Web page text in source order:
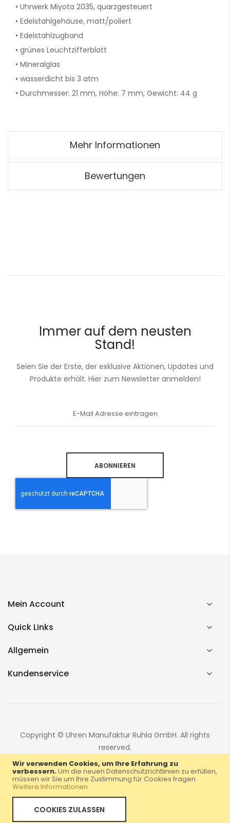
Wir verwenden Cookies, um Ihre Erfahrung zu
verbessern.Um die neuen Datenschutzrichtlinien zu erfüllen,
müssen wir Sie um Ihre Zustimmung für Cookies fragen.
Weitere Informationen
COOKIES ZULASSEN
• Uhrwerk Miyota 2035, quarzgesteuert
• Edelstahlgehäuse, matt/poliert
• Edelstahlzugband
• grünes Leuchtzifferblatt
• Mineralglas
• wasserdicht bis 3 atm
• Durchmesser: 21 mm, Höhe: 7 mm, Gewicht: 44 g
Mehr Informationen
Bewertungen
Immer auf dem neusten
Stand!
Seien Sie der Erste, der exklusive Aktionen, Updates und
Produkte erhält. Hier zum Newsletter anmelden!
ABONNIEREN
Mein Account
Quick Links
Allgemein
Kundenservice
Copyright © Uhren Manufaktur Ruhla GmbH. All rights
reserved.
Home Menü Konto